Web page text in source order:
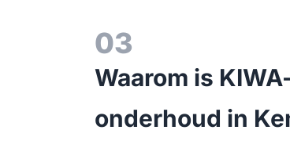
03
Waarom is
onderhoud in